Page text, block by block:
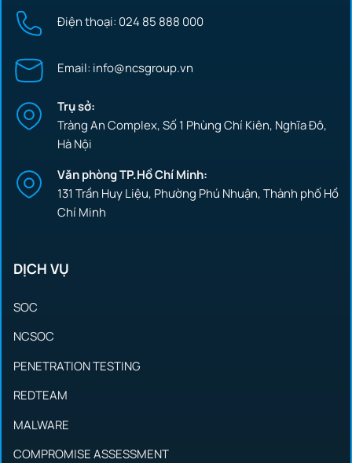
Điện thoại: 024 85 888 000
Email: info@ncsgroup.vn
Trụ sở:
Tràng An Complex, Số 1 Phùng Chí Kiên, Nghĩa Đô,
Hà Nội
Văn phòng TP.Hồ Chí Minh:
131 Trần Huy Liệu, Phường Phú Nhuận, Thành phố Hồ
Chí Minh
DỊCH VỤ
SOC
NCSOC
PENETRATION TESTING
REDTEAM
MALWARE
COMPROMISE ASSESSMENT